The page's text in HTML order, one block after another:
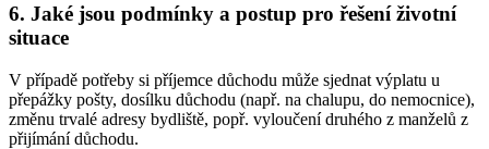
6. Jaké jsou podmínky a postup pro řešení životní
situace
V případě potřeby si příjemce důchodu může sjednat výplatu u
přepážky pošty, dosílku důchodu (např. na chalupu, do nemocnice),
změnu trvalé adresy bydliště, popř. vyloučení druhého z manželů z
přijímání důchodu.